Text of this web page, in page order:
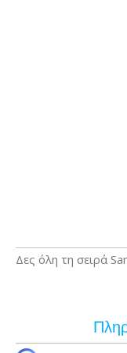
Δες όλη τη σειρά